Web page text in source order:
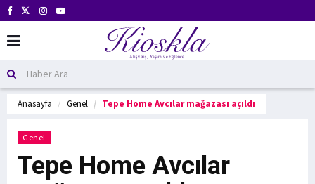
Anasayfa Genel Tepe Home Avcılar mağazası açıldı
Genel
Tepe Home Avcılar